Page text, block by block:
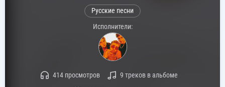
Русские песни
Исполнители:
414 просмотров
9 треков в альбоме